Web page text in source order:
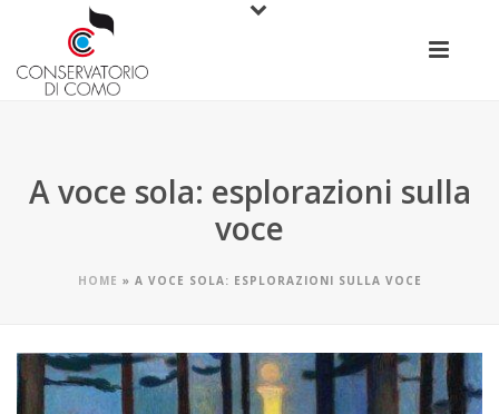
A voce sola: esplorazioni sulla
voce
HOME » A VOCE SOLA: ESPLORAZIONI SULLA VOCE